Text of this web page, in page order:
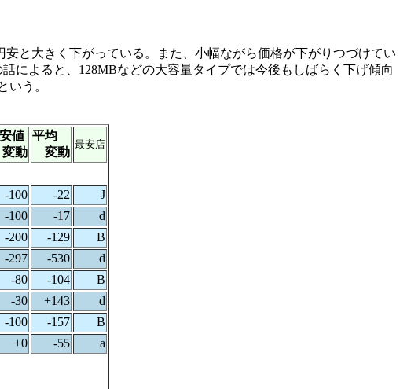
と大きく下がっている。また、小幅ながら価格が下がりつづけてい
によると、128MBなどの大容量タイプでは今後もしばらく下げ傾向
いう。
値
動
平均
変動
最安店
-100 -22
J
-100 -17 d
-200 -129
B
-297 -530 d
-80 -104
B
-30 +143 d
-100 -157
B
+0 -55
a